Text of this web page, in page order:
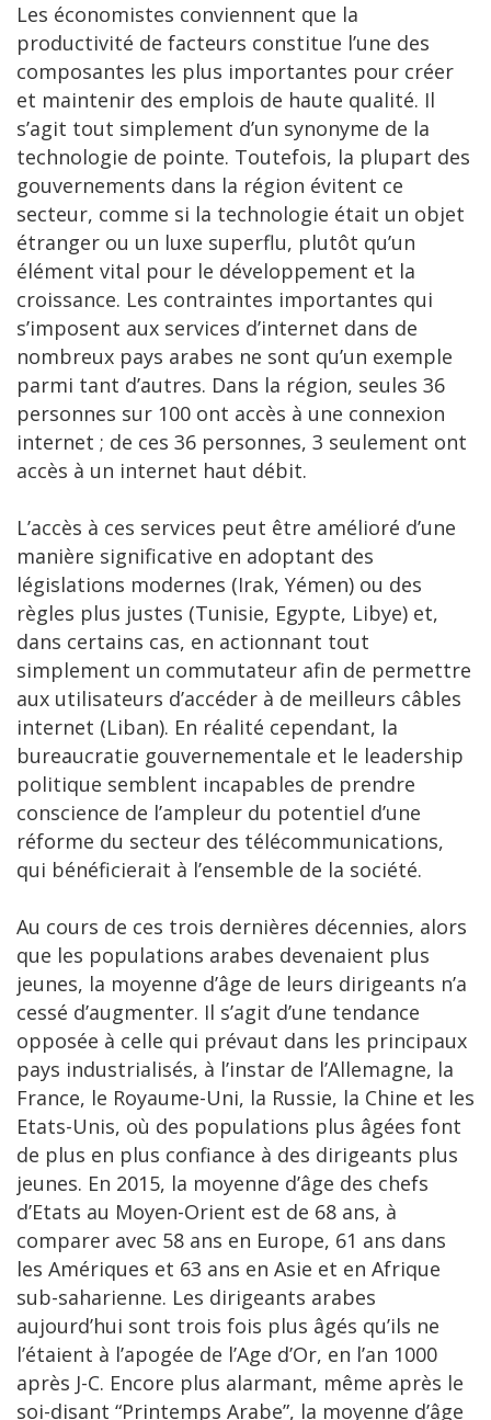
Les économistes conviennent que la
productivité de facteurs constitue l’une des
composantes les plus importantes pour créer
et maintenir des emplois de haute qualité. Il
s’agit tout simplement d’un synonyme de la
technologie de pointe. Toutefois, la plupart des
gouvernements dans la région évitent ce
secteur, comme si la technologie était un objet
étranger ou un luxe superflu, plutôt qu’un
élément vital pour le développement et la
croissance. Les contraintes importantes qui
s’imposent aux services d’internet dans de
nombreux pays arabes ne sont qu’un exemple
parmi tant d’autres. Dans la région, seules 36
personnes sur 100 ont accès à une connexion
internet ; de ces 36 personnes, 3 seulement ont
accès à un internet haut débit.
L’accès à ces services peut être amélioré d’une
manière significative en adoptant des
législations modernes (Irak, Yémen) ou des
règles plus justes (Tunisie, Egypte, Libye) et,
dans certains cas, en actionnant tout
simplement un commutateur afin de permettre
aux utilisateurs d’accéder à de meilleurs câbles
internet (Liban). En réalité cependant, la
bureaucratie gouvernementale et le leadership
politique semblent incapables de prendre
conscience de l’ampleur du potentiel d’une
réforme du secteur des télécommunications,
qui bénéficierait à l’ensemble de la société.
Au cours de ces trois dernières décennies, alors
que les populations arabes devenaient plus
jeunes, la moyenne d’âge de leurs dirigeants n’a
cessé d’augmenter. Il s’agit d’une tendance
opposée à celle qui prévaut dans les principaux
pays industrialisés, à l’instar de l’Allemagne, la
France, le Royaume-Uni, la Russie, la Chine et les
Etats-Unis, où des populations plus âgées font
de plus en plus confiance à des dirigeants plus
jeunes. En 2015, la moyenne d’âge des chefs
d’Etats au Moyen-Orient est de 68 ans, à
comparer avec 58 ans en Europe, 61 ans dans
les Amériques et 63 ans en Asie et en Afrique
sub-saharienne. Les dirigeants arabes
aujourd’hui sont trois fois plus âgés qu’ils ne
l’étaient à l’apogée de l’Age d’Or, en l’an 1000
après J-C. Encore plus alarmant, même après le
soi-disant “Printemps Arabe”, la moyenne d’âge